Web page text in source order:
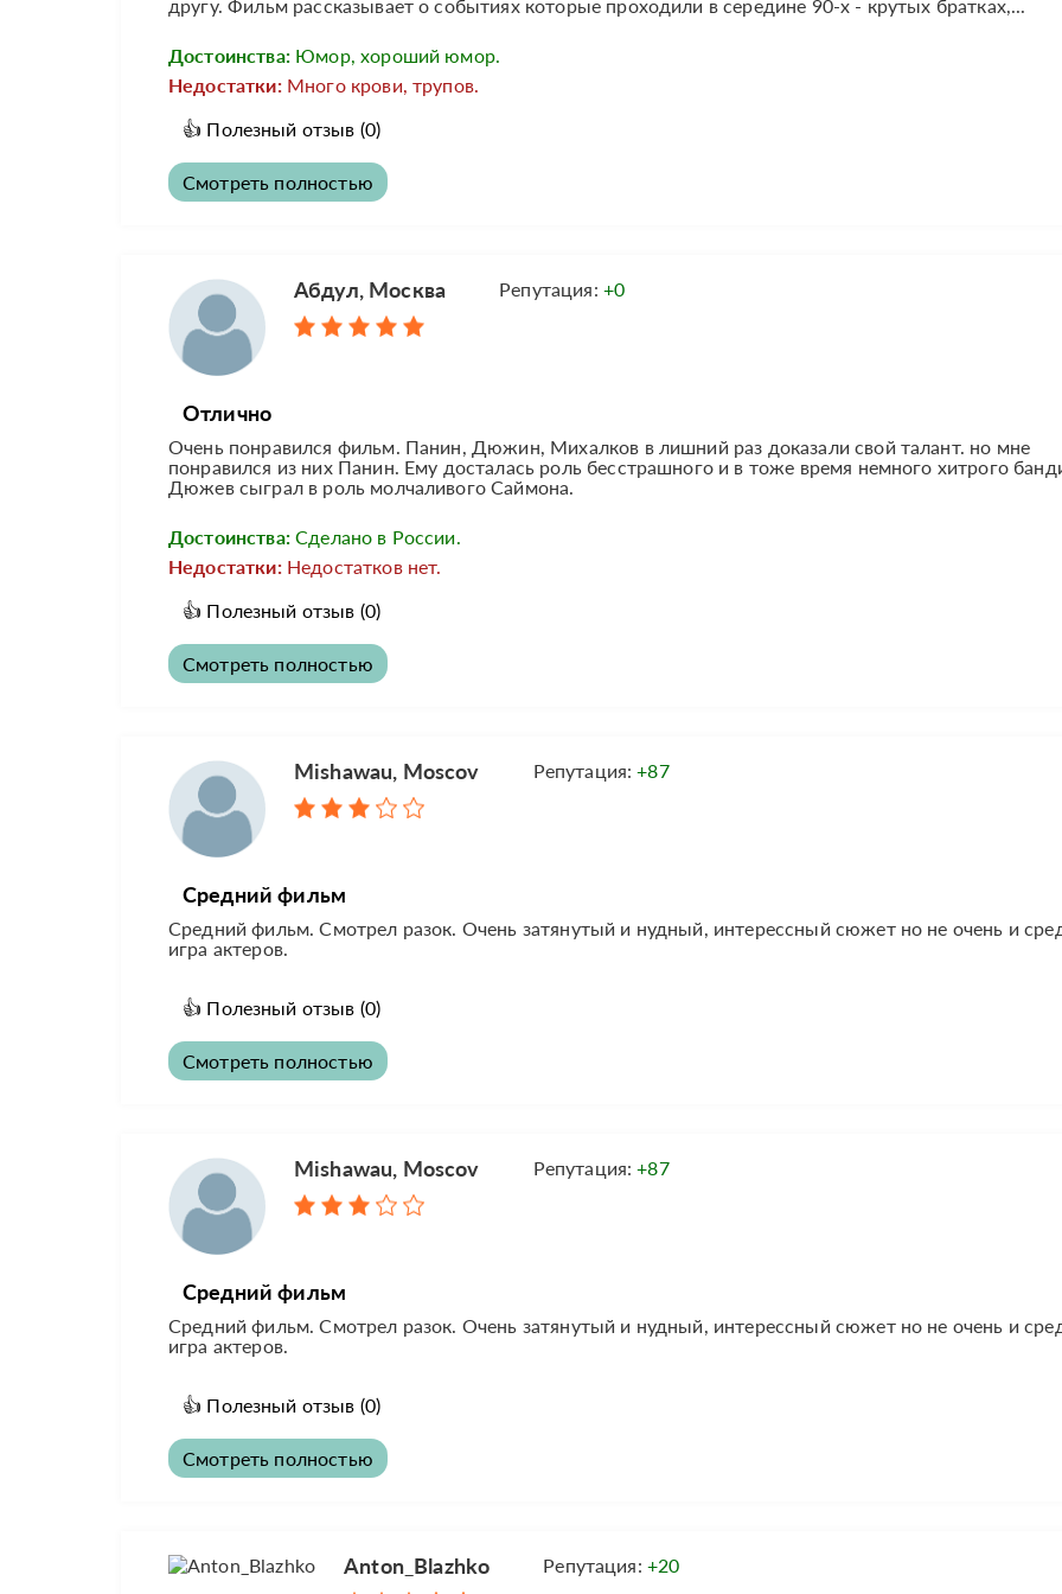
другу. Фильм рассказывает о событиях которые проходили в середине 90-х - крутых братках,...
Достоинства: Юмор, хороший юмор.
Недостатки: Много крови, трупов.
👍 Полезный отзыв (0)
Смотреть полностью
Абдул, Москва Репутация: +0
Отлично
Очень понравился фильм. Панин, Дюжин, Михалков в лишний раз доказали свой талант. но мне
понравился из них Панин. Ему досталась роль бесстрашного и в тоже время немного хитрого
Дюжев сыграл в роль молчаливого Саймона.
Достоинства: Сделано в России.
Недостатки: Недостатков нет.
👍 Полезный отзыв (0)
Смотреть полностью
Mishawau, Moscov Репутация:+87
Средний фильм
Средний фильм. Смотрел разок. Очень затянутый и нудный, интерессный сюжет но не очень и
игра актеров.
👍 Полезный отзыв (0)
Смотреть полностью
Mishawau, Moscov Репутация:+87
Средний фильм
Средний фильм. Смотрел разок. Очень затянутый и нудный, интерессный сюжет но не очень и
игра актеров.
👍 Полезный отзыв (0)
Смотреть полностью
Anton_Blazhko Репутация: +20